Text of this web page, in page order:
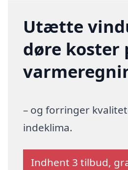
Utætte
døre koster
– og forringer
indeklima.
Indhent 3 tilbud,